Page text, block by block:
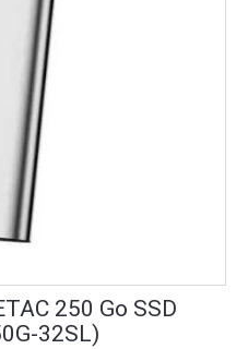
250 Go SSD
32SL)